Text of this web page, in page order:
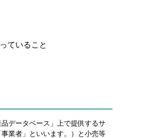
ていること
データベース」上で提供するサ
業者」といいます。）と小売等